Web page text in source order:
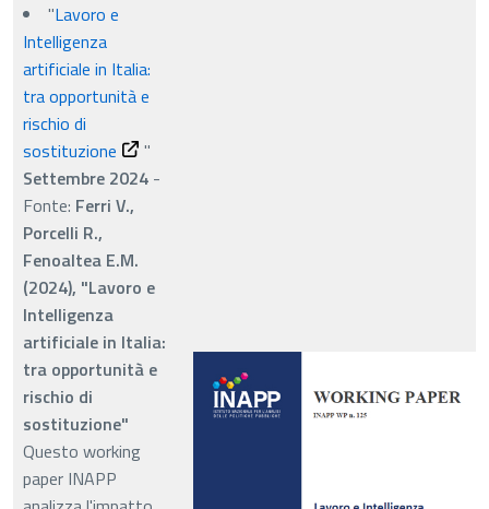
"Lavoro e
Intelligenza
artificiale in Italia:
tra opportunità e
rischio di
sostituzione
"
Settembre 2024 -
Fonte: Ferri V.,
Porcelli R.,
Fenoaltea E.M.
(2024), "Lavoro e
Intelligenza
artificiale in Italia:
tra opportunità e
rischio di
sostituzione"
Questo working
paper INAPP